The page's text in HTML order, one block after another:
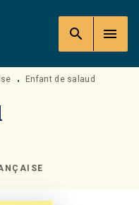
search menu
• Enfant de salaud